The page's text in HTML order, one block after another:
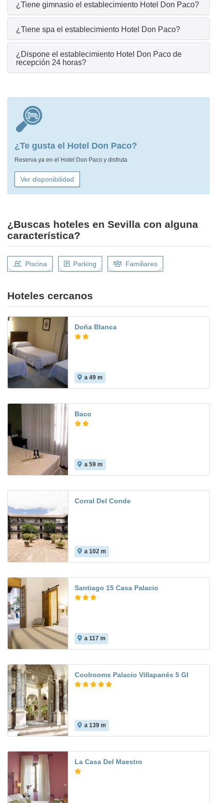
¿Tiene gimnasio el establecimiento Hotel Don Paco?
¿Tiene spa el establecimiento Hotel Don Paco?
¿Dispone el establecimiento Hotel Don Paco de
recepción 24 horas?
¿Te gusta el Hotel Don Paco?
Reserva ya en el Hotel Don Paco y disfruta
Ver disponibilidad
¿Buscas hoteles en Sevilla con alguna
característica?
Piscina Parking Familiares
Hoteles cercanos
Doña Blanca
a 49 m
Baco
a 59 m
Corral Del Conde
a 102 m
Santiago 15 Casa Palacio
a 117 m
Coolrooms Palacio Villapanés 5 Gl
a 139 m
La Casa Del Maestro